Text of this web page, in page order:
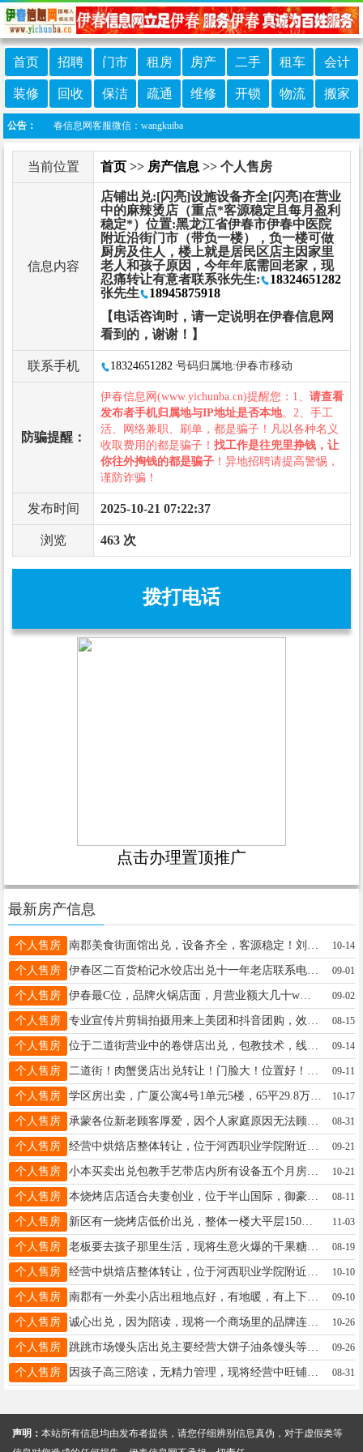
首页 招聘 门市 租房 房产 二手 租车 会计
装修 回收 保洁 疏通 维修 开锁 物流 搬家
公告：
请加伊春信息网客服微信：wangkuiba
当前位置 首页 >> 房产信息 >> 个人售房
信息内容
店铺出兑:[闪亮]设施设备齐全[闪亮]在营业
中的麻辣烫店（重点*客源稳定且每月盈利
稳定*）位置:黑龙江省伊春市伊春中医院
附近沿街门市（带负一楼），负一楼可做
厨房及住人，楼上就是居民区店主因家里
老人和孩子原因，今年年底需回老家，现
忍痛转让有意者联系张先生:
18324651282
张先生
18945875918
【电话咨询时，请一定说明在伊春信息网
看到的，谢谢！】
联系手机 18324651282 号码归属地:伊春市移动
防骗提醒：
伊春信息网(www.yichunba.cn)提醒您：1、 请查看
发布者手机归属地与IP地址是否本地。2、手工
活、网络兼职、刷单，都是骗子！凡以各种名义
收取费用的都是骗子！ 找工作是往兜里挣钱，让
你往外掏钱的都是骗子 ！异地招聘请提高警惕，
谨防诈骗！
发布时间 2025-10-21 07:22:37
浏览 463 次
拨打电话
点击办理置顶推广
最新房产信息
个人售房 10-14
个人售房 伊春区二百货柏记水饺店出兑十一年老店联系电话13846614994刘13845867840 09-01
个人售房 伊春最C位，品牌火锅店面，月营业额大几十w，出兑，接手必挣钱，同品牌加盟别的地市，需离伊春，现出兑（带品牌资质，和伊春市全区域代理）王先生18645893906 09-02
个人售房 08-15
个人售房 位于二道街营业中的卷饼店出兑，包教技术，线上线下客源稳定，一个人就可以干，接手即可营业，电话:18645848867女士18814585665 09-14
个人售房 09-11
个人售房 学区房出卖，广厦公寓4号1单元5楼，65平29.8万，附小和八中双学区，临近中心医院 10-17
个人售房 08-31
个人售房 09-21
个人售房 小本买卖出兑包教手艺带店内所有设备五个月房租小店成本低，位置好，养家糊口够用喜庆拌饭/诚心出兑有意者随时来店里。电话：18714775780王18714775780 10-21
个人售房 本烧烤店店适合夫妻创业，位于半山国际，御豪酒店、汇通主题宾馆、知己民宿附近，旅游旺季，游客居多，客源也稳定！一万多块钱就兑，一个月回本，因为我太累了，本人白天要上班，身体扛不住了，就低价出兑，房租到11月份，所有设备全包括，新手小白也可操作！可以实地考察！联系电话：18745817890以下是本年度营业额，可以参考！先生18745817890 08-11
个人售房 新区有一烧烤店低价出兑，整体一楼大平层150平，因家里原因，忍痛割舍，无暇经营，烧烤店附近商圈好，紧挨市一中，松润城，溪雨墅，消费群体好，最适合干早餐，中餐炒菜，烤肉，现在营业中烧烤店接手就能营业，设备齐全，有意者下午一点后联系，近期成交优惠，饭口勿扰，联系电话19845009099陈19845009099 11-03
个人售房 老板要去孩子那里生活，现将生意火爆的干果糖果店出兑转让，室内设施齐全备有三项电，有烟照，无需添置接手就赚钱，本店货主多回头客多口碑好多年老店知名度高。老板把货主进货渠道一并告知下家不接受电话咨询面议：王先生13846607867 08-19
个人售房 10-10
个人售房 南郡有一外卖小店出租地点好，有地暖，有上下水，有意者可联系13846615221孙13846615221 09-10
个人售房 诚心出兑，因为陪读，现将一个商场里的品牌连锁快餐店出兑，(也可以改项目，原来装修花了12万，现在便宜出兑）位于伊美区繁华地段，商圈核心地带，位置杠杠滴，客流不愁，费用低，产品毛利高，夫妻经营就可以。非诚勿扰。微信，电话同步13846628299宋13846628299 10-26
个人售房 跳跳市场馒头店出兑主要经营大饼子油条馒头等地理位置好包教技术接手即可盈利设备齐全挨着早市有稳定的客源价格面议有意者请联系刘先生电话18845805966刘先生18845805966 09-26
个人售房 因孩子高三陪读，无精力管理，现将经营中旺铺转让，目前经营椒麻鸡，五香鸡，特色拌鸡架，各种拌菜，带技术出兑。可整体转让，也可换地区经营。电话1894545666218617812348温18945456662 08-31
声明： 本站所有信息均由发布者提供，请您仔细辨别信息真伪，对于虚假类等